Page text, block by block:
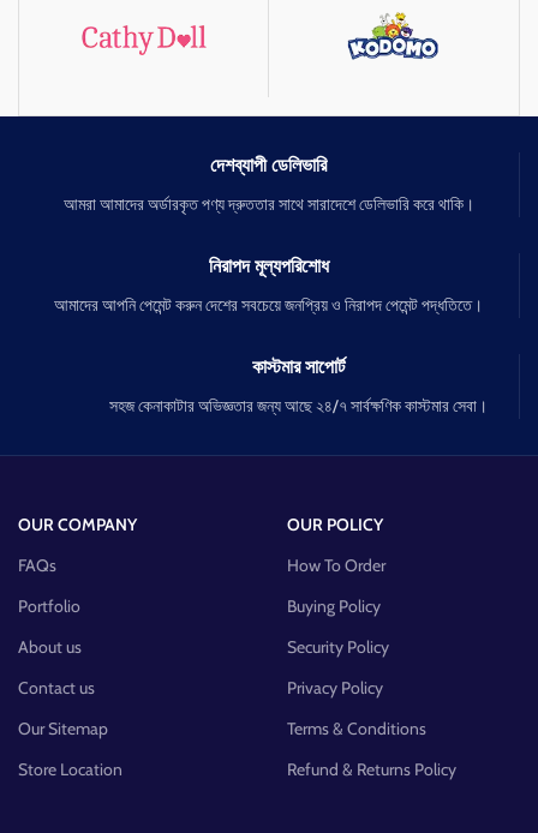
দেশব্যাপী ডেলিভারি
আমরা আমাদের অর্ডারকৃত পণ্য দ্রুততার সাথে সারাদেশে ডেলিভারি করে থাকি।
নিরাপদ মূল্যপরিশোধ
আমাদের আপনি পেমেন্ট করুন দেশের সবচেয়ে জনপ্রিয় ও নিরাপদ পেমেন্ট পদ্ধতিতে।
কাস্টমার সাপোর্ট
সহজ কেনাকাটার অভিজ্ঞতার জন্য আছে ২৪/৭ সার্বক্ষণিক কাস্টমার সেবা।
OUR COMPANY
FAQs
Portfolio
About us
Contact us
Our Sitemap
Store Location
OUR POLICY
How To Order
Buying Policy
Security Policy
Privacy Policy
Terms & Conditions
Refund & Returns Policy